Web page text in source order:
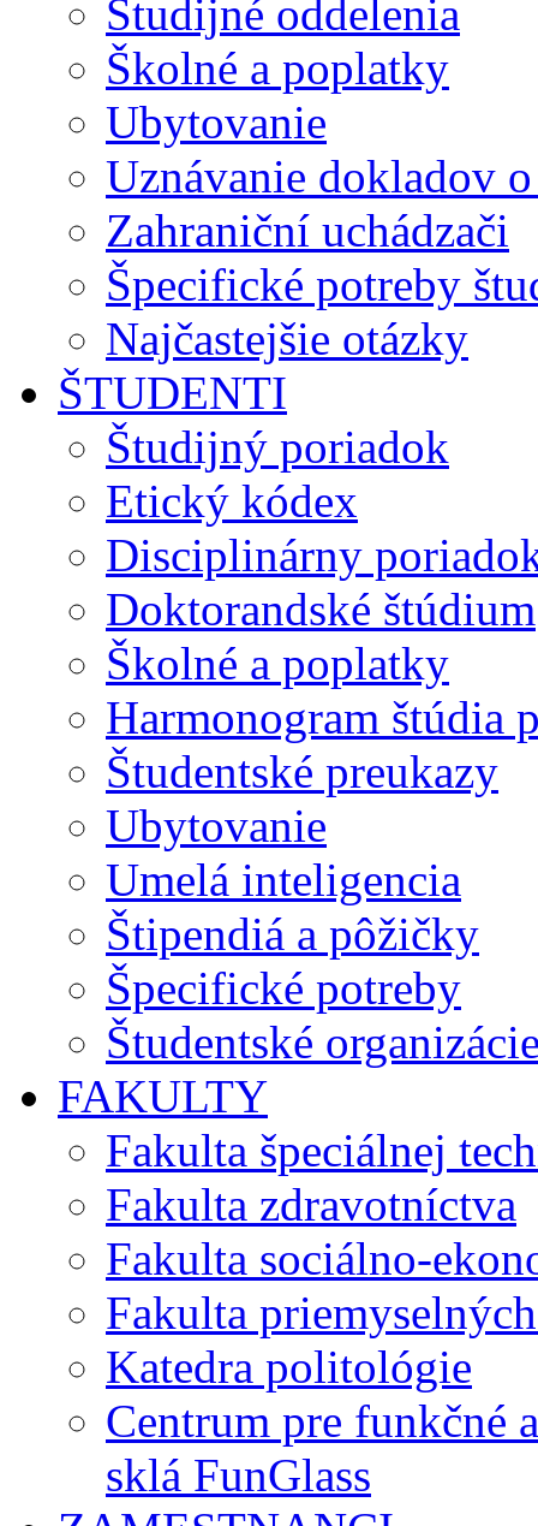
Študijné oddelenia
Školné a poplatky
Ubytovanie
Uznávanie dokladov
Zahraniční uchádzači
Špecifické potreby
Najčastejšie otázky
ŠTUDENTI
Študijný poriadok
Etický kódex
Disciplinárny
Doktorandské štúdium
Školné a poplatky
Harmonogram štúdia
Študentské preukazy
Ubytovanie
Umelá inteligencia
Štipendiá a pôžičky
Špecifické potreby
Študentské
FAKULTY
Fakulta špeciálnej
Fakulta zdravotníctva
Fakulta sociálno-
Fakulta
Katedra politológie
Centrum pre funkčné
sklá FunGlass